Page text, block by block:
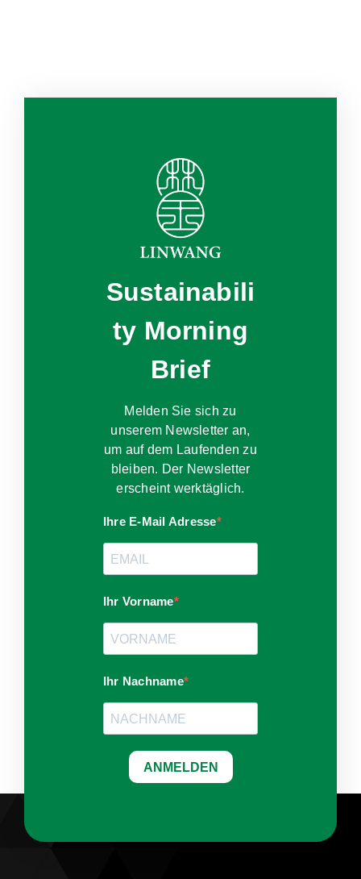
Sustainabili
ty Morning
Brief
Melden Sie sich zu
unserem Newsletter an,
um auf dem Laufenden zu
bleiben. Der Newsletter
erscheint werktäglich.
Ihre E-Mail Adresse
Ihr Vorname
Ihr Nachname
ANMELDEN